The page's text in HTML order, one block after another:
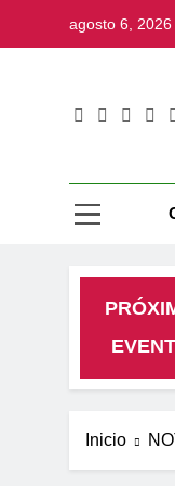
agosto 6, 2026
noviembre
Inicio